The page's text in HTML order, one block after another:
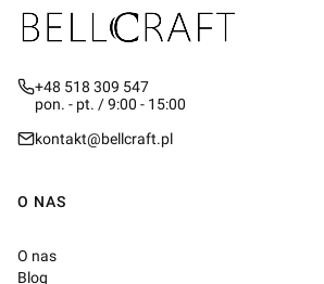
+48 518 309 547
pon. - pt. / 9:00 - 15:00
kontakt@bellcraft.pl
Linki w stopce
O NAS
O nas
Blog